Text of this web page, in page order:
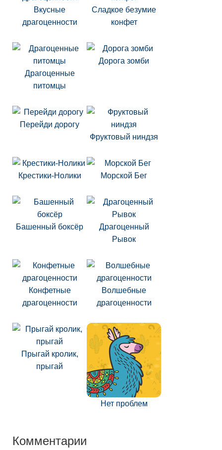
Вкусные
драгоценности
Сладкое безумие
конфет
Драгоценные
питомцы
Дорога зомби
Перейди дорогу
Фруктовый ниндзя
Крестики-Нолики Морской Бег
Башенный боксёр
Драгоценный
Рывок
Конфетные
драгоценности
Волшебные
драгоценности
Прыгай кролик,
прыгай
Нет проблем
Комментарии